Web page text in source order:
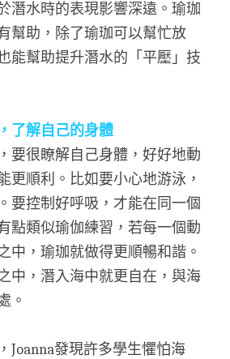
潛水時的表現影響深遠。瑜珈
幫助，除了瑜珈可以幫忙放
能幫助提升潛水的「平壓」技
了解自己的身體
要很瞭解自己身體，好好地動
更順利。比如要小心地游泳，
要控制好呼吸，才能在同一個
點類似瑜伽練習，若每一個動
中，瑜珈就做得更順暢和諧。
中，潛入海中就更自在，與海
。
Joanna發現許多學生懼怕海